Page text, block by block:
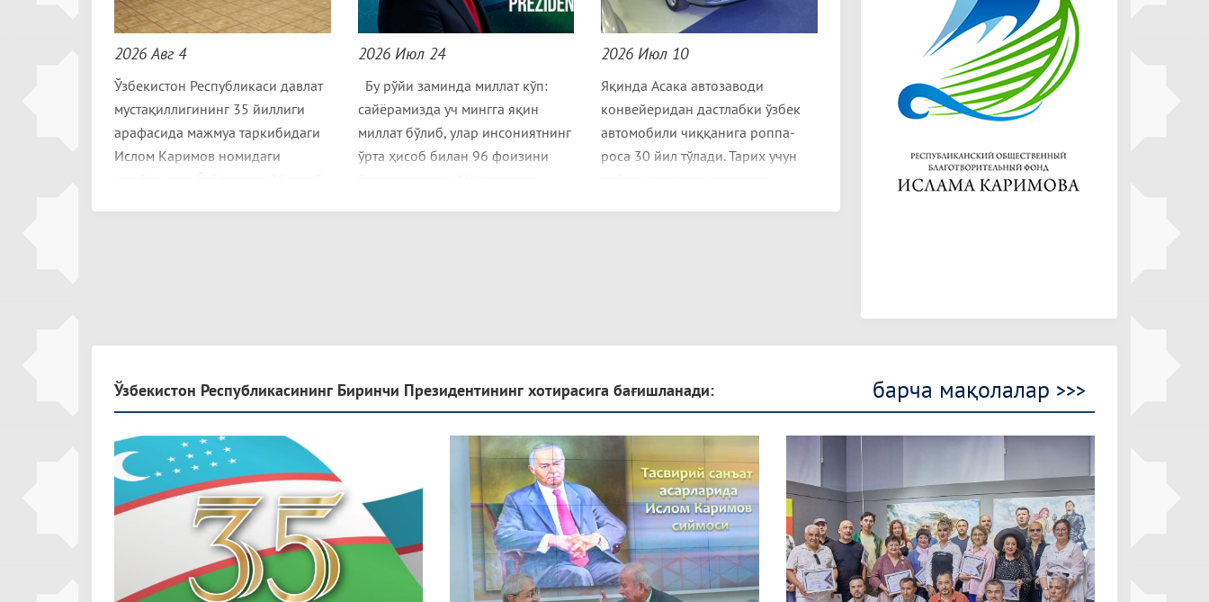
2026 Авг 4
Ўзбекистон Республикаси давлат
мустақиллигининг 35 йиллиги
арафасида мажмуа таркибидаги
Ислом Каримов номидаги
2026 Июл 24
Бу рўйи заминда миллат кўп:
сайёрамизда уч мингга яқин
миллат бўлиб, улар инсониятнинг
ўрта ҳисоб билан 96 фоизини
2026 Июл 10
Яқинда Асака автозаводи
конвейеридан дастлабки ўзбек
автомобили чиққанига роппа-
роса 30 йил тўлади. Тарих учун
Ўзбекистон Республикасининг Биринчи Президентининг хотирасига бағишланади: барча мақолалар >>>